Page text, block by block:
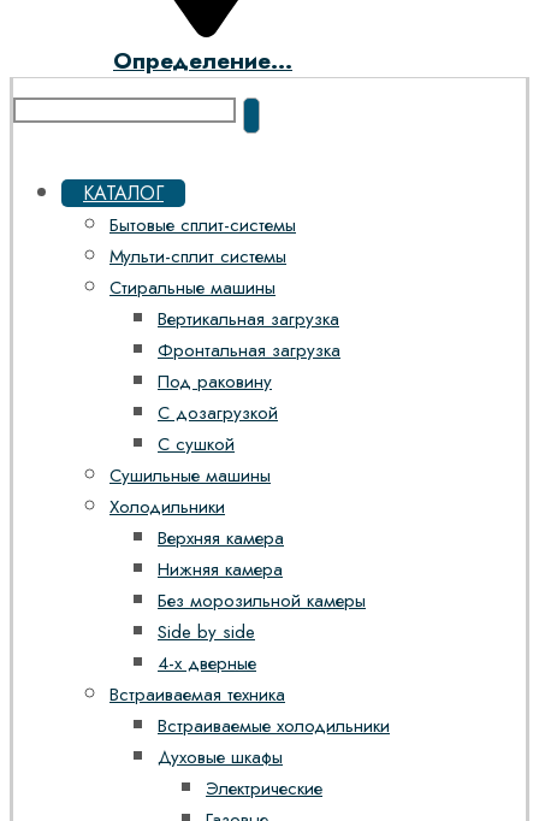
Определение...
КАТАЛОГ
Бытовые сплит-системы
Мульти-сплит системы
Стиральные машины
Вертикальная загрузка
Фронтальная загрузка
Под раковину
С дозагрузкой
С сушкой
Сушильные машины
Холодильники
Верхняя камера
Нижняя камера
Без морозильной камеры
Side by side
4-х дверные
Встраиваемая техника
Встраиваемые холодильники
Духовые шкафы
Электрические